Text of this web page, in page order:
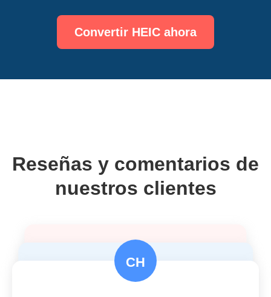
Convertir HEIC ahora
Reseñas y comentarios de
nuestros clientes
jeff gabriel
CH
kay muñequita